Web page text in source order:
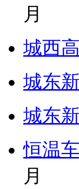
月
城西
城东
城东
恒温
月